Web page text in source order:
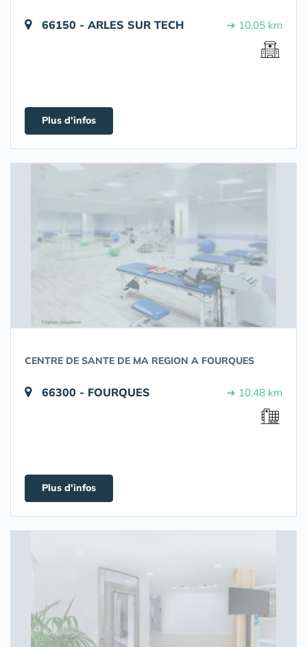
66150 - ARLES SUR TECH ➔ 10.05 km
Plus d'infos
CENTRE DE SANTE DE MA REGION A FOURQUES
66300 - FOURQUES ➔ 10.48 km
Plus d'infos